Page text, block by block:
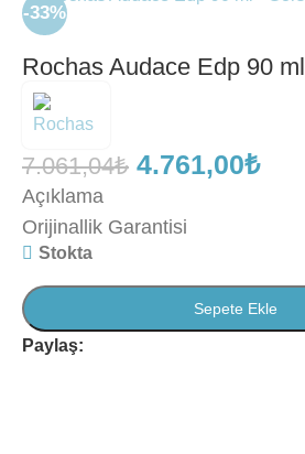
-33%
Rochas Audace Edp 90 ml
7.061,04₺ 4.761,00₺
Açıklama
Orijinallik Garantisi
Stokta
Sepete Ekle
Paylaş: